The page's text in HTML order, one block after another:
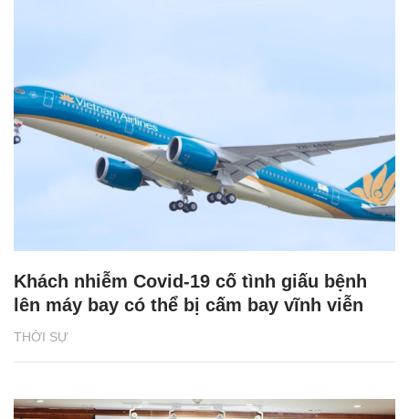
THỜI SỰ
Khách nhiễm Covid-19 cố tình giấu bệnh
lên máy bay có thể bị cấm bay vĩnh viễn